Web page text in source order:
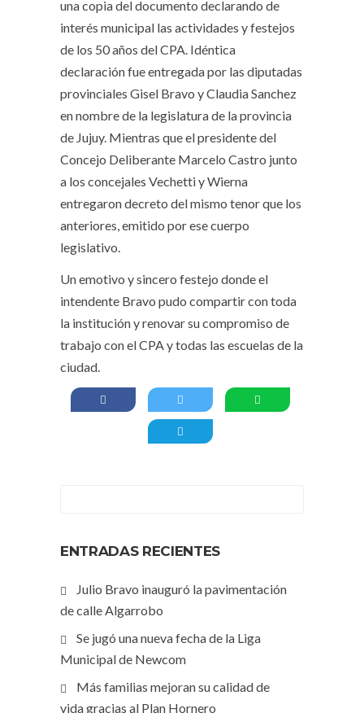
una copia del documento declarando de
interés municipal las actividades y festejos
de los 50 años del CPA. Idéntica
declaración fue entregada por las diputadas
provinciales Gisel Bravo y Claudia Sanchez
en nombre de la legislatura de la provincia
de Jujuy. Mientras que el presidente del
Concejo Deliberante Marcelo Castro junto
a los concejales Vechetti y Wierna
entregaron decreto del mismo tenor que los
anteriores, emitido por ese cuerpo
legislativo.
Un emotivo y sincero festejo donde el
intendente Bravo pudo compartir con toda
la institución y renovar su compromiso de
trabajo con el CPA y todas las escuelas de la
ciudad.
ENTRADAS RECIENTES
Julio Bravo inauguró la pavimentación
de calle Algarrobo
Se jugó una nueva fecha de la Liga
Municipal de Newcom
Más familias mejoran su calidad de
vida gracias al Plan Hornero